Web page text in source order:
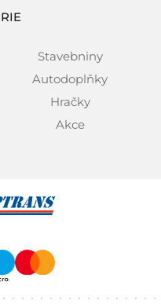
Stavebniny
Autodoplňky
Hračky
Akce